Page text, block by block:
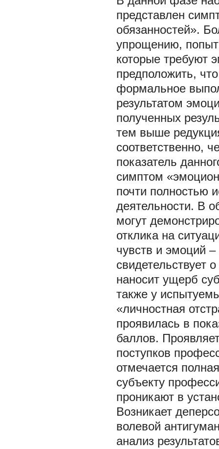
представлен
обязанностей».
упрощению,
которые требуют
предположить,
формальное
результатом
полученных
тем выше
соответственно,
показатель
симптом
почти полностью
деятельности. В
могут
отклика на
чувств и эмоций
свидетельствует
наносит ущерб
также у
«личностная
проявилась в
баллов.
поступков
отмечается
субъекту
проникают в
Возникает
волевой
анализ